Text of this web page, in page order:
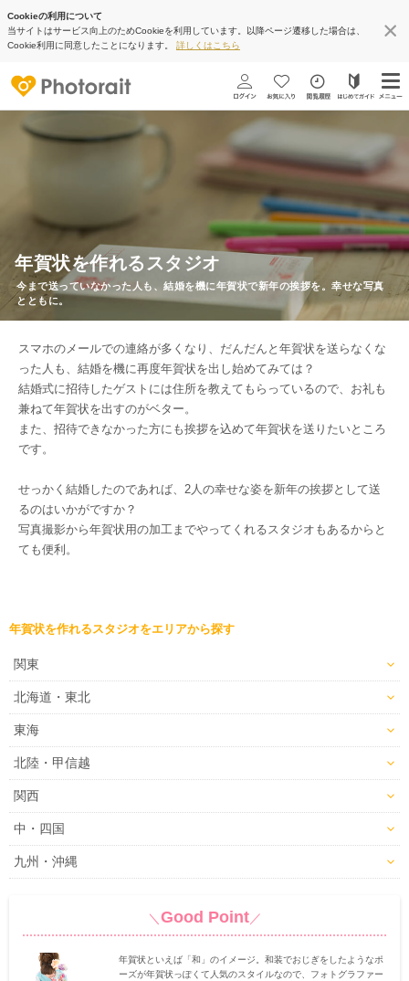
Cookieの利用について
当サイトはサービス向上のためCookieを利用しています。以降ページ遷移した場合は、
Cookie利用に同意したことになります。 詳しくはこちら
年賀状を作れるスタジオ
今まで送っていなかった人も、結婚を機に年賀状で新年の挨拶を。幸せな写真
とともに。
スマホのメールでの連絡が多くなり、だんだんと年賀状を送らなくな
った人も、結婚を機に再度年賀状を出し始めてみては？
結婚式に招待したゲストには住所を教えてもらっているので、お礼も
兼ねて年賀状を出すのがベター。
また、招待できなかった方にも挨拶を込めて年賀状を送りたいところ
です。
せっかく結婚したのであれば、2人の幸せな姿を新年の挨拶として送
るのはいかがですか？
写真撮影から年賀状用の加工までやってくれるスタジオもあるからと
ても便利。
年賀状を作れるスタジオをエリアから探す
関東
北海道・東北
東海
北陸・甲信越
関西
中・四国
九州・沖縄
＼ Good Point／
年賀状といえば「和」のイメージ。和装でおじぎをしたようなポ
ーズが年賀状っぽくて人気のスタイルなので、フォトグラファー